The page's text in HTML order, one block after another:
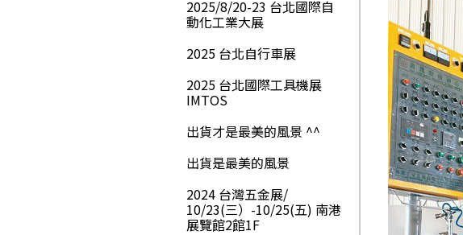
2025/8/20-23 台北國際自
動化工業大展
2025 台北自行車展
2025 台北國際工具機展
IMTOS
出貨才是最美的風景 ^^
出貨是最美的風景
2024 台灣五金展/
10/23(三）-10/25(五) 南港
展覽館2館1F